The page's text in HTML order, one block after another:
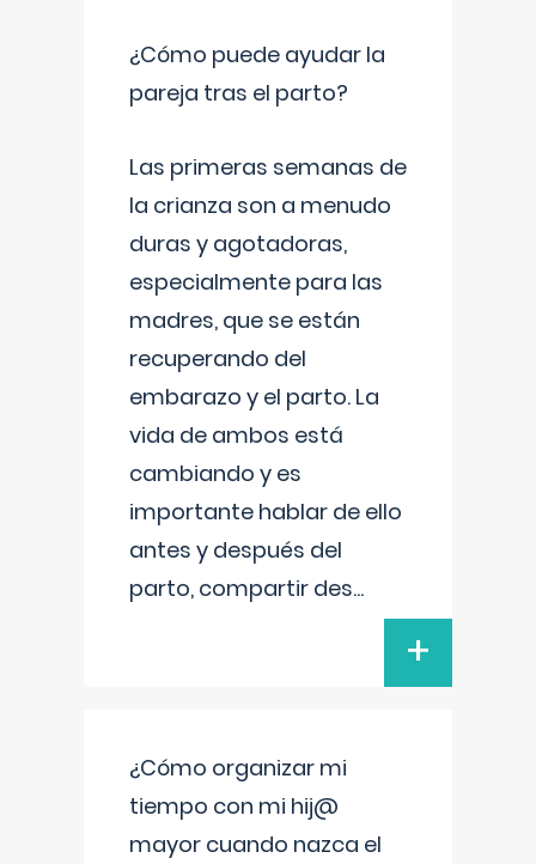
¿Cómo puede ayudar la
pareja tras el parto?
Las primeras semanas de
la crianza son a menudo
duras y agotadoras,
especialmente para las
madres, que se están
recuperando del
embarazo y el parto. La
vida de ambos está
cambiando y es
importante hablar de ello
antes y después del
parto, compartir des...
+
¿Cómo organizar mi
tiempo con mi hij@
mayor cuando nazca el